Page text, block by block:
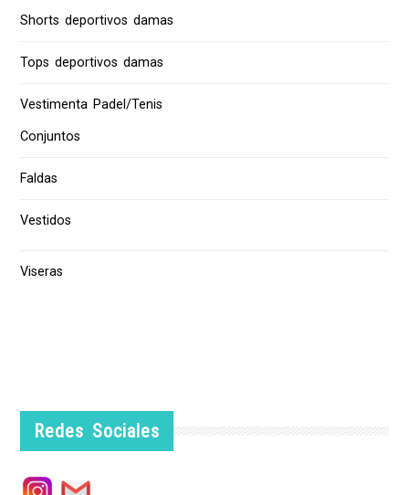
Shorts deportivos damas
Tops deportivos damas
Vestimenta Padel/Tenis
Conjuntos
Faldas
Vestidos
Viseras
Redes Sociales